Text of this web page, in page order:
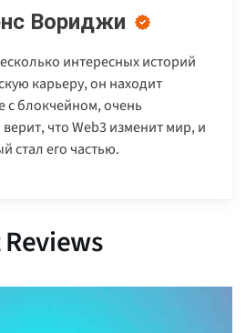
Вориджи
интересных историй
карьеру, он находит
с блокчейном, очень
что Web3 изменит мир, и
стал его частью.